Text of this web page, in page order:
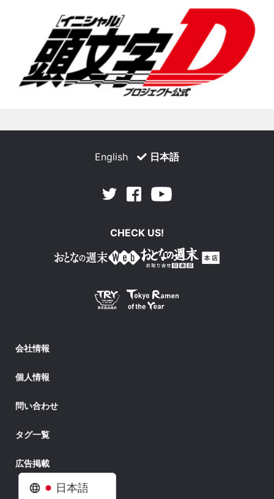
日本語
English 日本語
Twitter Facebook
CHECK US!
会社情報
個人情報
問い合わせ
タグ一覧
広告掲載